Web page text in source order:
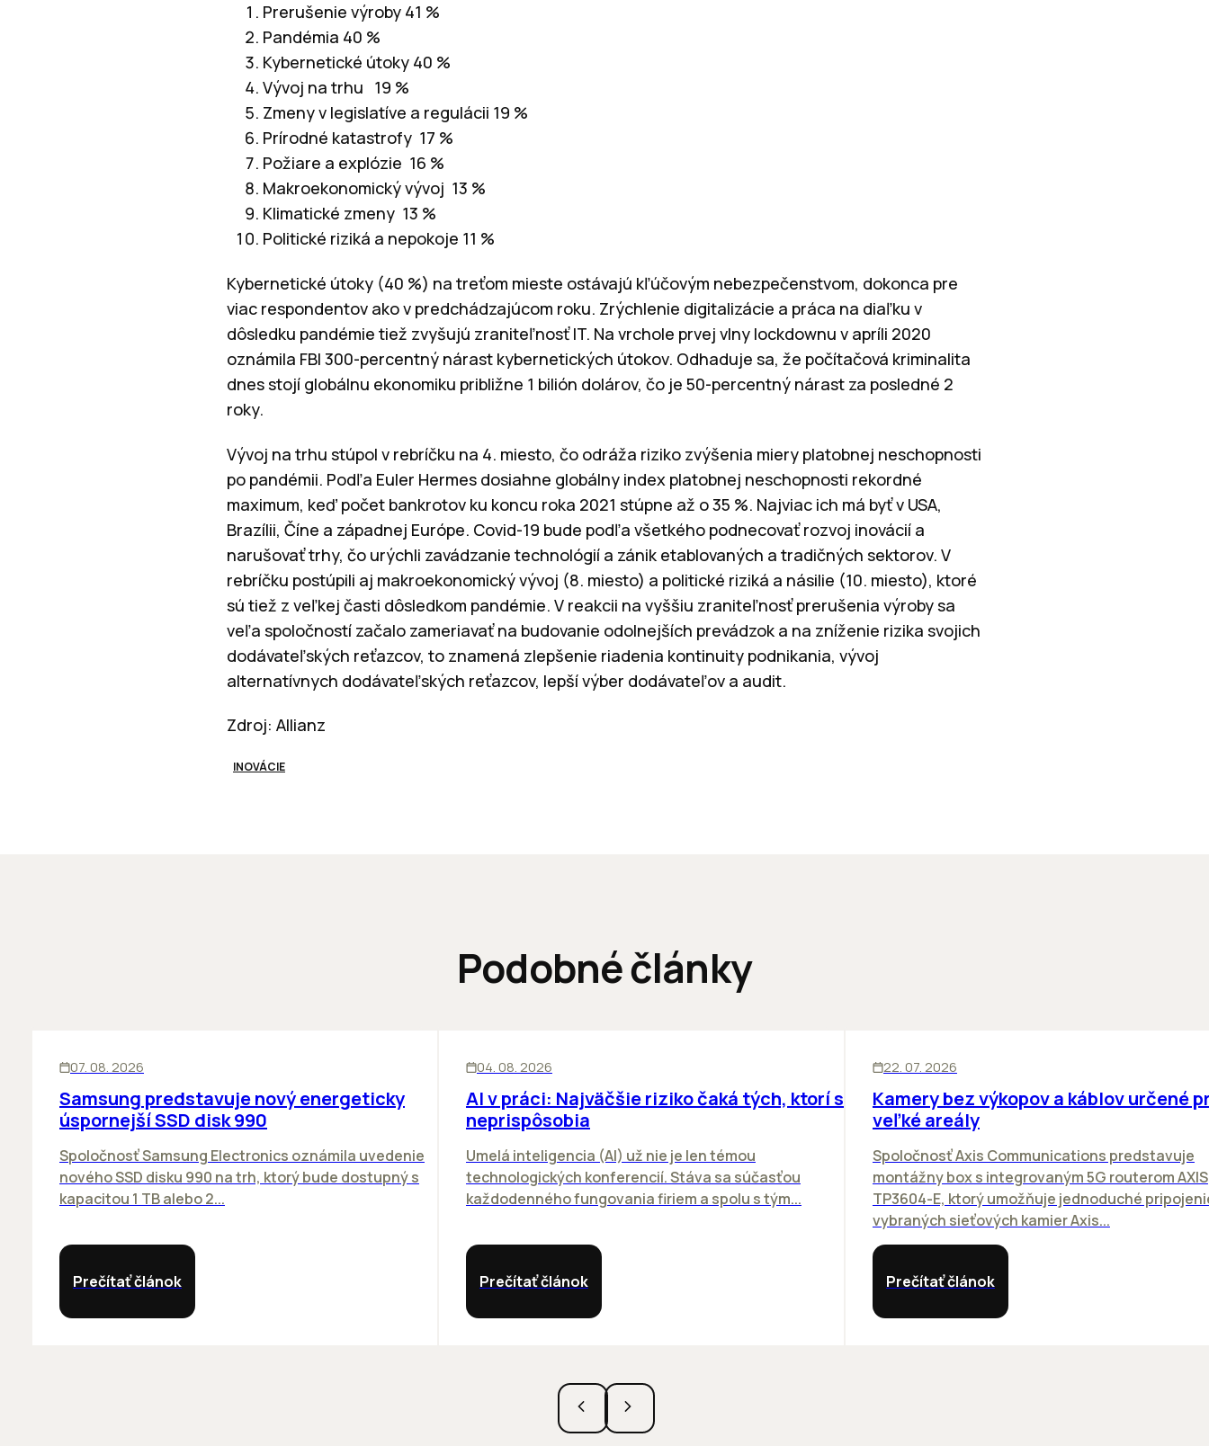
Prerušenie výroby 41 %
Pandémia 40 %
Kybernetické útoky 40 %
Vývoj na trhu 19 %
Zmeny v legislatíve a regulácii 19 %
Prírodné katastrofy 17 %
Požiare a explózie 16 %
Makroekonomický vývoj 13 %
Klimatické zmeny 13 %
Politické riziká a nepokoje 11 %
Kybernetické útoky (40 %) na treťom mieste ostávajú kľúčovým nebezpečenstvom, dokonca pre
viac respondentov ako v predchádzajúcom roku. Zrýchlenie digitalizácie a práca na diaľku v
dôsledku pandémie tiež zvyšujú zraniteľnosť IT. Na vrchole prvej vlny lockdownu v apríli 2020
oznámila FBI 300-percentný nárast kybernetických útokov. Odhaduje sa, že počítačová kriminalita
dnes stojí globálnu ekonomiku približne 1 bilión dolárov, čo je 50-percentný nárast za posledné 2
roky.
Vývoj na trhu stúpol v rebríčku na 4. miesto, čo odráža riziko zvýšenia miery platobnej neschopnosti
po pandémii. Podľa Euler Hermes dosiahne globálny index platobnej neschopnosti rekordné
maximum, keď počet bankrotov ku koncu roka 2021 stúpne až o 35 %. Najviac ich má byť v USA,
Brazílii, Číne a západnej Európe. Covid-19 bude podľa všetkého podnecovať rozvoj inovácií a
narušovať trhy, čo urýchli zavádzanie technológií a zánik etablovaných a tradičných sektorov. V
rebríčku postúpili aj makroekonomický vývoj (8. miesto) a politické riziká a násilie (10. miesto), ktoré
sú tiež z veľkej časti dôsledkom pandémie. V reakcii na vyššiu zraniteľnosť prerušenia výroby sa
veľa spoločností začalo zameriavať na budovanie odolnejších prevádzok a na zníženie rizika svojich
dodávateľských reťazcov, to znamená zlepšenie riadenia kontinuity podnikania, vývoj
alternatívnych dodávateľských reťazcov, lepší výber dodávateľov a audit.
Zdroj: Allianz
INOVÁCIE
Podobné články
07. 08. 2026
Samsung predstavuje nový energeticky
úspornejší SSD disk 990
Spoločnosť Samsung Electronics oznámila uvedenie
nového SSD disku 990 na trh, ktorý bude dostupný s
kapacitou 1 TB alebo 2...
Prečítať článok
04. 08. 2026
AI v práci: Najväčšie riziko čaká tých, ktorí sa
neprispôsobia
Umelá inteligencia (AI) už nie je len témou
technologických konferencií. Stáva sa súčasťou
každodenného fungovania firiem a spolu s tým...
Prečítať článok
22. 07. 2026
Kamery bez výkopov a káblov určené
veľké areály
Spoločnosť Axis Communications predstavuje
montážny box s integrovaným 5G routerom AXIS
TP3604-E, ktorý umožňuje jednoduché
vybraných sieťových kamier Axis...
Prečítať článok